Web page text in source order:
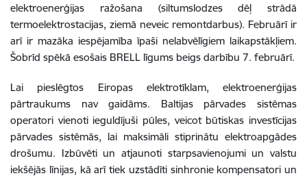
elektroenerģijas ražošana (siltumslodzes dēļ strādā
termoelektrostacijas, ziemā neveic remontdarbus). Februārī ir
arī ir mazāka iespējamība īpaši nelabvēlīgiem laikapstākļiem.
Šobrīd spēkā esošais BRELL līgums beigs darbību 7. februārī.
Lai pieslēgtos Eiropas elektrotīklam, elektroenerģijas
pārtraukums nav gaidāms. Baltijas pārvades sistēmas
operatori vienoti ieguldījuši pūles, veicot būtiskas investīcijas
pārvades sistēmās, lai maksimāli stiprinātu elektroapgādes
drošumu. Izbūvēti un atjaunoti starpsavienojumi un valstu
iekšējās līnijas, kā arī tiek uzstādīti sinhronie kompensatori un